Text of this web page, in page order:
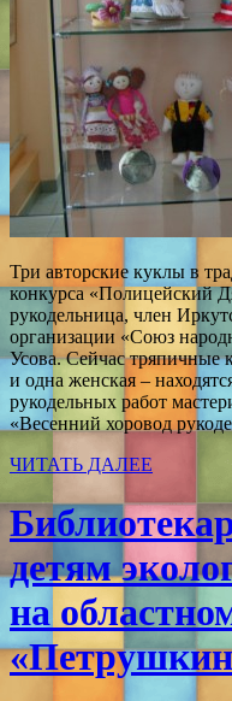
Три авторские куклы в
конкурса «Полицейский
рукодельница, член
организации «Союз
Усова. Сейчас тряпичные
и одна женская –
рукодельных работ
«Весенний хоровод
ЧИТАТЬ ДАЛЕЕ
детям
на